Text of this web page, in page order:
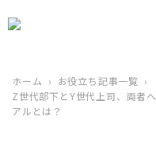
ホーム
お役立ち記事一覧
Z世代部下とY世代上司、両者
アルとは？